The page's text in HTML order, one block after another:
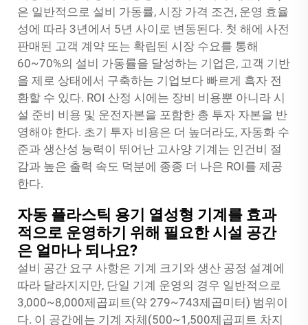
은 일반적으로 설비 가동률, 시장 가격 조건, 운영 효율
성에 따라 3년에서 5년 사이로 변동된다. 첫 해에 사전
판매된 고객 계약 또는 확립된 시장 수요를 통해
60~70%의 설비 가동률을 달성하는 기업은, 고객 기반
을 제로 상태에서 구축하는 기업보다 빠르게 흑자 전
환할 수 있다. ROI 산정 시에는 장비 비용뿐 아니라 시
설 준비 비용 및 운전자본을 포함한 총 투자 자본을 반
영해야 한다. 초기 투자 비용은 더 높더라도, 자동화 수
준과 생산성 능력이 뛰어난 고사양 기계는 인건비 절
감과 높은 출력 속도 덕분에 종종 더 나은 ROI를 제공
한다.
자동 플라스틱 용기 열성형 기계를 효과
적으로 운영하기 위해 필요한 시설 공간
은 얼마나 되나요?
설비 공간 요구 사항은 기계 크기와 생산 공정 설계에
따라 달라지지만, 단일 기계 운영의 경우 일반적으로
3,000~8,000제곱피트(약 279~743제곱미터) 범위이
다. 이 공간에는 기계 자체(500~1,500제곱피트 차지